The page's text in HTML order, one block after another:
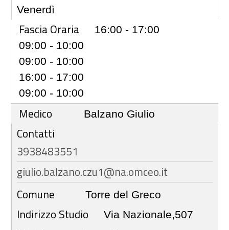
Venerdì
Fascia Oraria
16:00 - 17:00
09:00 - 10:00
09:00 - 10:00
16:00 - 17:00
09:00 - 10:00
Medico Balzano Giulio
Contatti
3938483551
giulio.balzano.czu1@na.omceo.it
Comune
Torre del Greco
Indirizzo Studio Via Nazionale,507